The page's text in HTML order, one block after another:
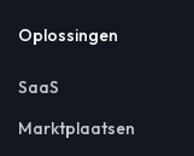
Oplossingen
SaaS
Marktplaatsen